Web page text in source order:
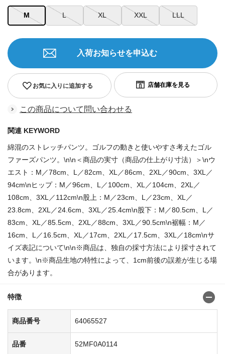
M L XL XXL LLL
お気に入りに追加する
入荷お知らせを申込む
この商品について問い合わせる
関連 KEYWORD
綿混のストレッチパンツ。ゴルフの動きと使いやすさ考えたゴル
ファーズパンツ。\n\n＜商品の実寸（商品の仕上がり寸法）＞\nウ
エスト：M／78cm、L／82cm、XL／86cm、2XL／90cm、3XL／
94cm\nヒップ：M／96cm、L／100cm、XL／104cm、2XL／
108cm、3XL／112cm\n股上：M／23cm、L／23cm、XL／
23.8cm、2XL／24.6cm、3XL／25.4cm\n股下：M／80.5cm、L／
83cm、XL／85.5cm、2XL／88cm、3XL／90.5cm\n裾幅：M／
16cm、L／16.5cm、XL／17cm、2XL／17.5cm、3XL／18cm\nサ
イズ表記について\n\n※商品は、独自の採寸方法により採寸されて
います。\n※商品生地の特性によって、1cm前後の誤差が生じる場
合があります。
特徴
商品番号 64065527
品番 52MF0A0114